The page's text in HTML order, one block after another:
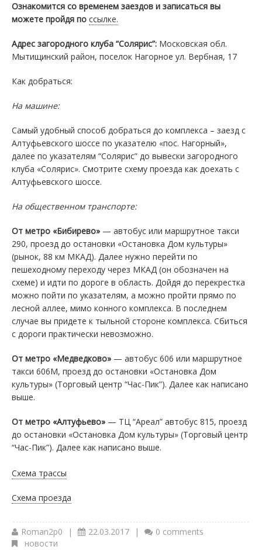
Ознакомится со временем заездов и записаться вы
можете пройдя по ссылке.
Адрес загородного клуба “Солярис”: Московская обл.
Мытищинский район, поселок Нагорное ул. Вербная, 17
Как добраться:
На машине:
Самый удобный способ добраться до комплекса – заезд с
Алтуфьевского шоссе по указателю «пос. Нагорный»,
далее по указателям “Солярис” до вывески загородного
клуба «Солярис». Смотрите схему проезда как доехать с
Алтуфьевского шоссе.
На общественном транспорте:
От метро «Бибирево» — автобус или маршрутное такси
290, проезд до остановки «Остановка Дом культуры»
(рынок, 88 км МКАД). Далее нужно перейти по
пешеходному переходу через МКАД (он обозначен на
схеме) и идти по дороге в область. Дойдя до перекрестка
можно пойти по указателям, а можно пройти прямо по
лесной аллее, мимо конного комплекса. В последнем
случае вы придете к тыльной стороне комплекса. Сбиться
с дороги практически невозможно.
От метро «Медведково» — автобус 606 или маршрутное
такси 606М, проезд до остановки «Остановка Дом
культуры» (Торговый центр “Час-Пик”). Далее как написано
выше.
От метро «Алтуфьево» — ТЦ “Ареал” автобус 815, проезд
до остановки «Остановка Дом культуры» (Торговый центр
“Час-Пик”). Далее как написано выше.
Схема трассы
Схема проезда
Roman2p0 | 22.03.2017 |
0 comments
новости